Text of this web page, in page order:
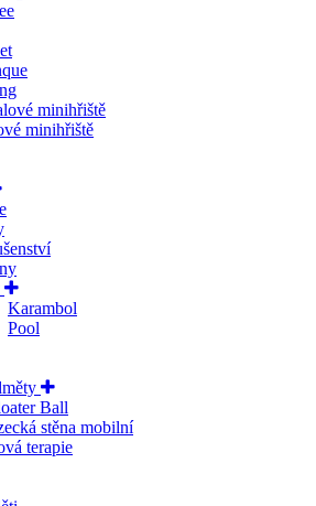
minihřiště
minihřiště
Karambol
Pool
Ball
stěna mobilní
terapie